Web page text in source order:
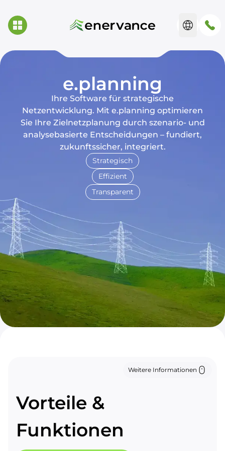
e.planning
Ihre Software für strategische
Netzentwicklung. Mit e.planning optimieren
Sie Ihre Zielnetzplanung durch szenario- und
analysebasierte Entscheidungen – fundiert,
zukunftssicher, integriert.
Strategisch
Effizient
Transparent
Weitere Informationen
Vorteile &
Funktionen